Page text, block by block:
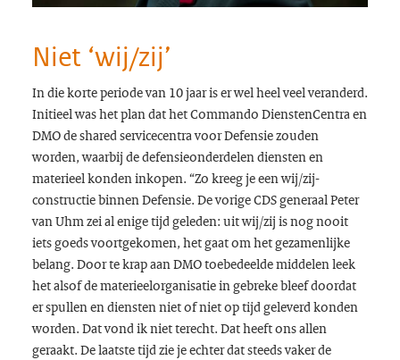
Niet ‘wij/zij’
In die korte periode van 10 jaar is er wel heel veel veranderd.
Initieel was het plan dat het Commando DienstenCentra en
DMO de shared servicecentra voor Defensie zouden
worden, waarbij de defensieonderdelen diensten en
materieel konden inkopen. “Zo kreeg je een wij/zij-
constructie binnen Defensie. De vorige CDS generaal Peter
van Uhm zei al enige tijd geleden: uit wij/zij is nog nooit
iets goeds voortgekomen, het gaat om het gezamenlijke
belang. Door te krap aan DMO toebedeelde middelen leek
het alsof de materieelorganisatie in gebreke bleef doordat
er spullen en diensten niet of niet op tijd geleverd konden
worden. Dat vond ik niet terecht. Dat heeft ons allen
geraakt. De laatste tijd zie je echter dat steeds vaker de